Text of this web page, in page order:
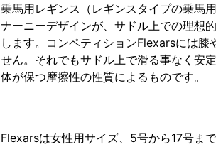
乗馬用レギンス（レギンスタイプの乗馬
ナーニーデザインが、サドル上での理想
します。コンペティションFlexarsには膝
せん。それでもサドル上で滑る事なく安
体が保つ摩擦性の性質によるものです。
Flexarsは女性用サイズ、5号から17号ま